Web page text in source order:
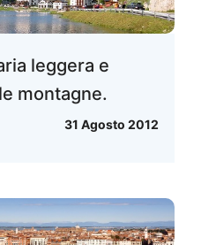
leggera e
montagne.
31 Agosto 2012